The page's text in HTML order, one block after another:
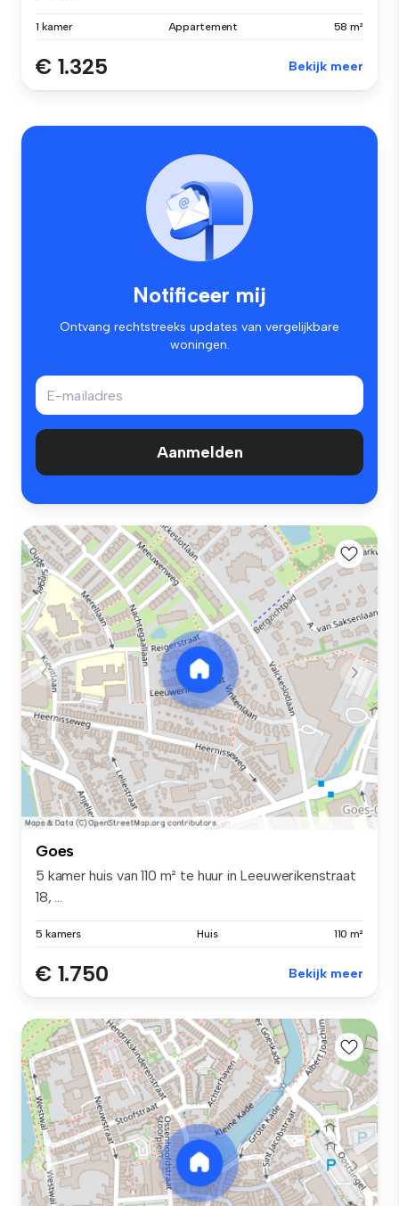
1 kamer Appartement 58 m²
€ 1.325 Bekijk meer
Notificeer mij
Ontvang rechtstreeks updates van vergelijkbare
woningen.
Aanmelden
Goes
5 kamer huis van 110 m² te huur in Leeuwerikenstraat
18, ...
5 kamers Huis 110 m²
€ 1.750 Bekijk meer